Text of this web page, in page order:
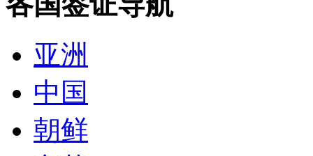
文莱
巴基斯坦
缅甸
斯里兰卡